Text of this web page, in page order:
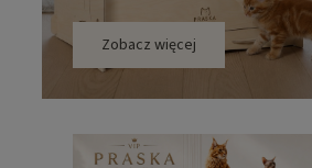
Zobacz więcej